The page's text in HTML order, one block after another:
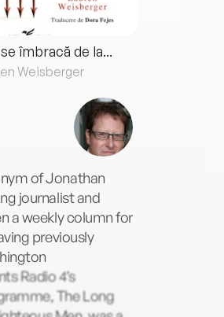
îmbracă de la...
Weisberger
of Jonathan
journalist and
a weekly column for
previously
Radio 4’s
The Long